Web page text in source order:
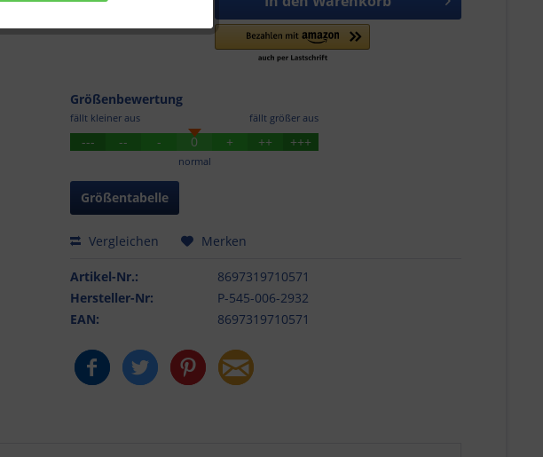
Größenbewertung
fällt größer aus
fällt kleiner aus
--- -- - 0 + ++ +++
normal
Größentabelle
Vergleichen Merken
Artikel-Nr.:
8697319710571
Hersteller-Nr:
P-545-006-2932
EAN:
8697319710571